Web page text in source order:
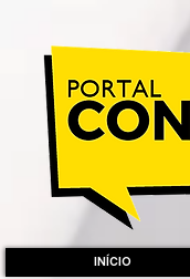
INÍCIO